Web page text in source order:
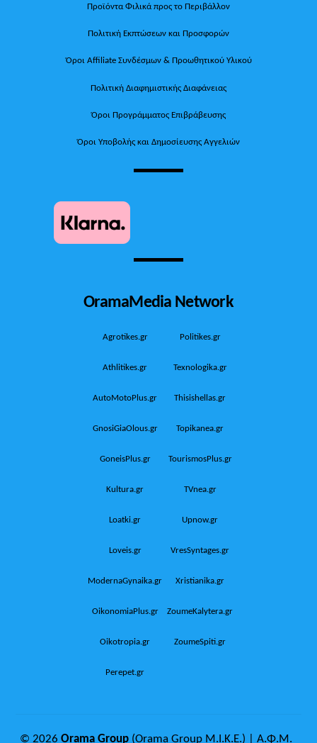
Προϊόντα Φιλικά προς το Περιβάλλον
Πολιτική Εκπτώσεων και Προσφορών
Όροι Affiliate Συνδέσμων & Προωθητικού Υλικού
Πολιτική Διαφημιστικής Διαφάνειας
Όροι Προγράμματος Επιβράβευσης
Όροι Υποβολής και Δημοσίευσης Αγγελιών
OramaMedia Network
Agrotikes.gr Politikes.gr
Athlitikes.gr Texnologika.gr
AutoMotoPlus.gr Thisishellas.gr
GnosiGiaOlous.gr Topikanea.gr
GoneisPlus.gr TourismosPlus.gr
Kultura.gr TVnea.gr
Loatki.gr Upnow.gr
Loveis.gr VresSyntages.gr
ModernaGynaika.gr Xristianika.gr
OikonomiaPlus.gr ZoumeKalytera.gr
Oikotropia.gr ZoumeSpiti.gr
Perepet.gr
© 2026Orama Group (Orama Group Μ.Ι.Κ.Ε.) | Α.Φ.Μ.